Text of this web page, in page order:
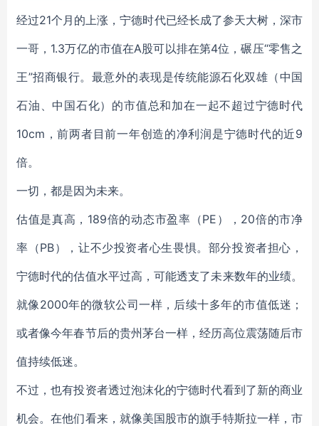
经过21个月的上涨，宁德时代已经长成了参天大树，深市
一哥，1.3万亿的市值在A股可以排在第4位，碾压“零售之
王”招商银行。最意外的表现是传统能源石化双雄（中国
石油、中国石化）的市值总和加在一起不超过宁德时代
10cm，前两者目前一年创造的净利润是宁德时代的近9
倍。
一切，都是因为未来。
估值是真高，189倍的动态市盈率（PE），20倍的市净
率（PB），让不少投资者心生畏惧。部分投资者担心，
宁德时代的估值水平过高，可能透支了未来数年的业绩。
就像2000年的微软公司一样，后续十多年的市值低迷；
或者像今年春节后的贵州茅台一样，经历高位震荡随后市
值持续低迷。
不过，也有投资者透过泡沫化的宁德时代看到了新的商业
机会。在他们看来，就像美国股市的旗手特斯拉一样，市